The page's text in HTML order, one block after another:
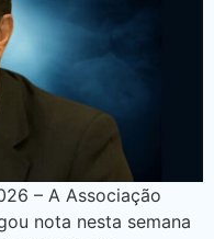
– A Associação
nota nesta semana